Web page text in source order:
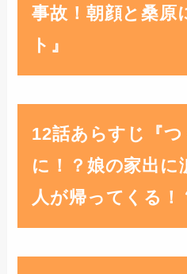
事故！朝顔と桑原
ト』
12話あらすじ『つ
に！？娘の家出に
人が帰ってくる！